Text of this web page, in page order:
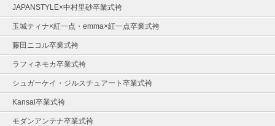
JAPANSTYLE×中村里砂卒業式袴
玉城ティナ×紅一点・emma×紅一点卒業式袴
藤田ニコル卒業式袴
ラフィネモカ卒業式袴
シュガーケイ・ジルスチュアート卒業式袴
Kansai卒業式袴
モダンアンテナ卒業式袴